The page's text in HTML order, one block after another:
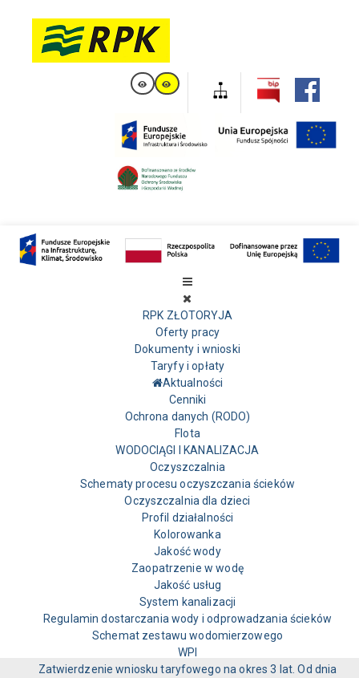
RPK ZŁOTORYJA
Oferty pracy
Dokumenty i wnioski
Taryfy i opłaty
Aktualności
Cenniki
Ochrona danych (RODO)
Flota
WODOCIĄGI I KANALIZACJA
Oczyszczalnia
Schematy procesu oczyszczania ścieków
Oczyszczalnia dla dzieci
Profil działalności
Kolorowanka
Jakość wody
Zaopatrzenie w wodę
Jakość usług
System kanalizacji
Regulamin dostarczania wody i odprowadzania ścieków
Schemat zestawu wodomierzowego
WPI
Zatwierdzenie wniosku taryfowego na okres 3 lat. Od dnia